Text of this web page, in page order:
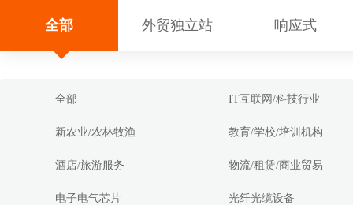
全部 外贸独立站 响应式
全部 IT互联网/科技行业
新农业/农林牧渔 教育/学校/培训机构
酒店/旅游服务 物流/租赁/商业贸易
电子电气芯片 光纤光缆设备